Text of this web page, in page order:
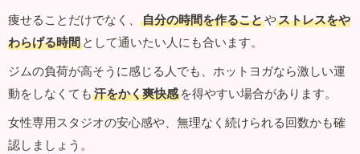
痩せることだけでなく、
自分の時間を作ることやストレスをや
わらげる時間 として通いたい人にも合います。
ジムの負荷が高そうに感じる人でも、ホットヨガなら激しい運
動をしなくても 汗をかく爽快感 を得やすい場合があります。
女性専用スタジオの安心感や、無理なく続けられる回数かも確
認しましょう。